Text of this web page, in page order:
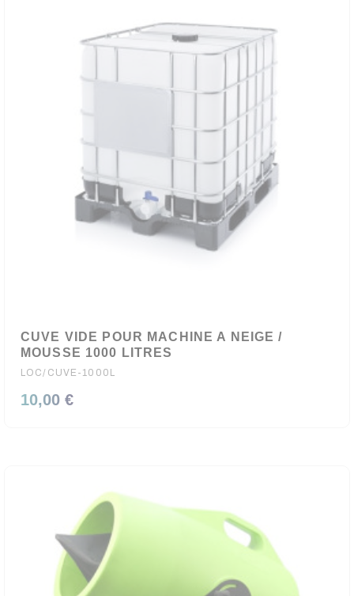
CUVE VIDE POUR MACHINE A NEIGE /
MOUSSE 1000 LITRES
LOC/CUVE-1000L
10,00 €